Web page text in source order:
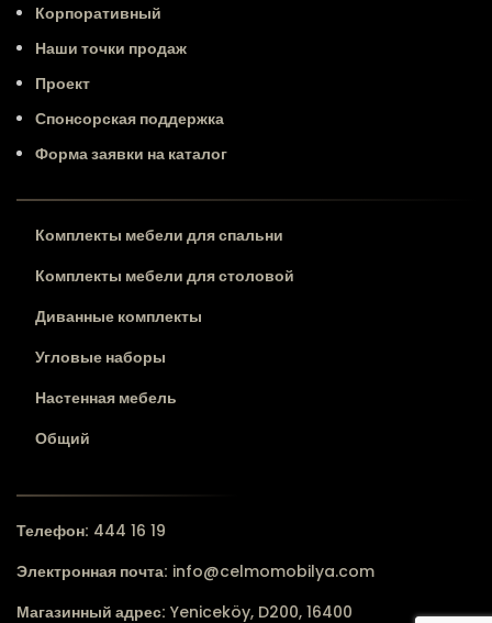
Корпоративный
Наши точки продаж
Проект
Спонсорская поддержка
Форма заявки на каталог
Комплекты мебели для спальни
Комплекты мебели для столовой
Диванные комплекты
Угловые наборы
Настенная мебель
Общий
Телефон: 444 16 19
Электронная почта: info@celmomobilya.com
Магазинный адрес: Yeniceköy, D200, 16400